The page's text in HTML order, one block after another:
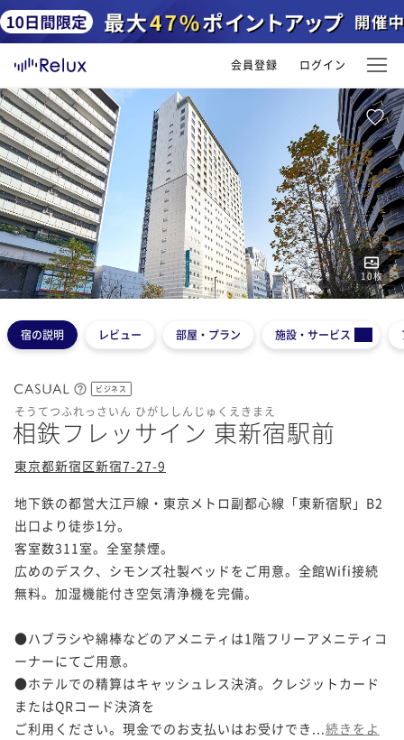
会員登録 ログイン
10枚
12345
宿の説明 レビュー 部屋・プラン 施設・サービス
ビジネス
そうてつふれっさいん ひがししんじゅくえきまえ
相鉄フレッサイン 東新宿駅前
東京都新宿区新宿7-27-9
地下鉄の都営大江戸線・東京メトロ副都心線「東新宿駅」B2
出口より徒歩1分。
客室数311室。全室禁煙。
広めのデスク、シモンズ社製ベッドをご用意。全館Wifi接続
無料。加湿機能付き空気清浄機を完備。
●ハブラシや綿棒などのアメニティは1階フリーアメニティコ
ーナーにてご用意。
●ホテルでの精算はキャッシュレス決済。クレジットカード
またはQRコード決済を
ご利用ください。現金でのお支払いはお受けでき... 続きをよ